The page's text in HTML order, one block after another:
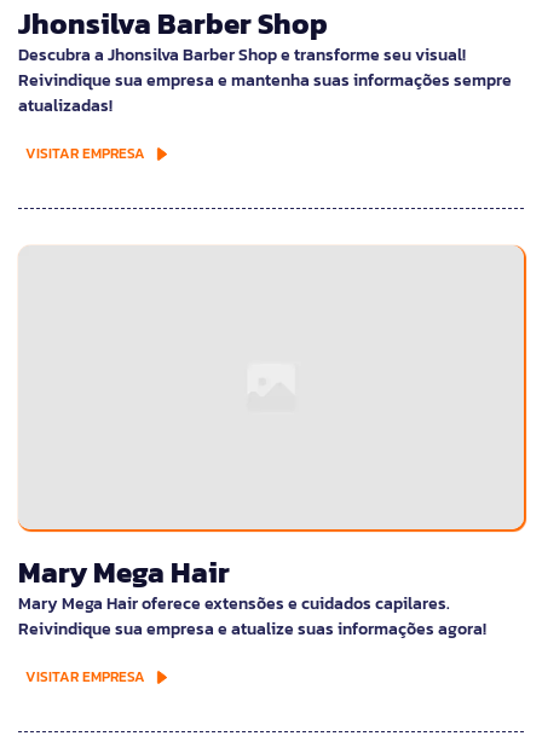
Jhonsilva Barber Shop
Descubra a Jhonsilva Barber Shop e transforme seu visual!
Reivindique sua empresa e mantenha suas informações sempre
atualizadas!
VISITAR EMPRESA
Mary Mega Hair
Mary Mega Hair oferece extensões e cuidados capilares.
Reivindique sua empresa e atualize suas informações agora!
VISITAR EMPRESA